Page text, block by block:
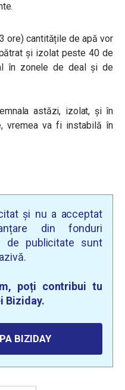
ore) cantitățile de apă vor
și izolat peste 40 de
în zonele de deal și de
astăzi, izolat, și în
vremea va fi instabilă în
și nu a acceptat
din fonduri
de publicitate sunt
poți contribui tu
Biziday.
BIZIDAY